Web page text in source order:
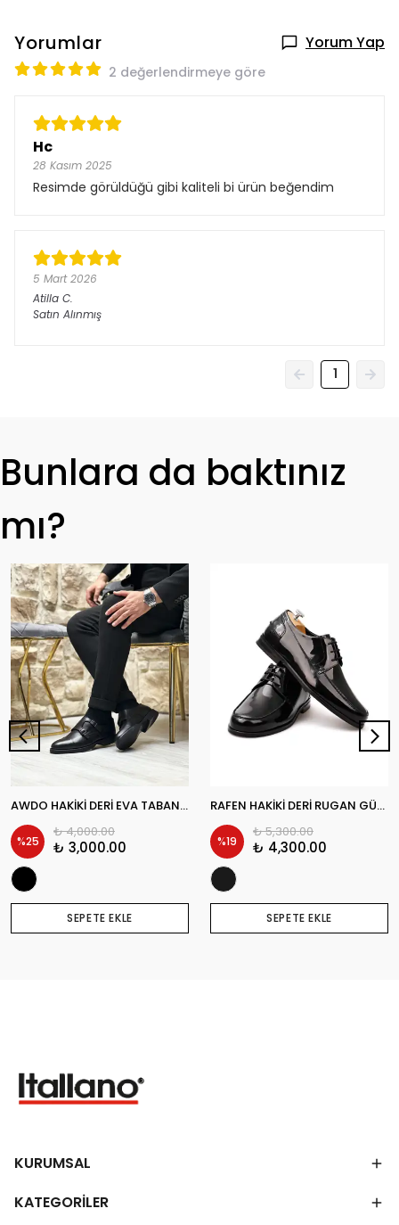
Yorumlar Yorum Yap
2 değerlendirmeye göre
Hc
28 Kasım 2025
Resimde görüldüğü gibi kaliteli bi ürün beğendim
5 Mart 2026
Atilla C.
Satın Alınmış
1
Bunlara da baktınız
mı?
AWDO HAKİKİ DERİ EVA TABAN GÜNLÜK ERKEK KLASİK AYAKKABI
%25
₺ 4,000.00
₺ 3,000.00
SEPETE EKLE
RAFEN HAKİKİ DERİ RUGAN GÜNLÜK ERKEK KLASİK AYAKKABI
%19
₺ 5,300.00
₺ 4,300.00
SEPETE EKLE
KURUMSAL
KATEGORİLER